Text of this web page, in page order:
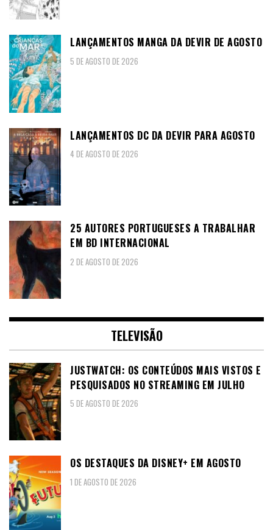
LANÇAMENTOS MANGA DA DEVIR DE AGOSTO
5 DE AGOSTO DE 2026
LANÇAMENTOS DC DA DEVIR PARA AGOSTO
4 DE AGOSTO DE 2026
25 AUTORES PORTUGUESES A TRABALHAR
EM BD INTERNACIONAL
2 DE AGOSTO DE 2026
TELEVISÃO
JUSTWATCH: OS CONTEÚDOS MAIS VISTOS E
PESQUISADOS NO STREAMING EM JULHO
5 DE AGOSTO DE 2026
OS DESTAQUES DA DISNEY+ EM AGOSTO
1 DE AGOSTO DE 2026